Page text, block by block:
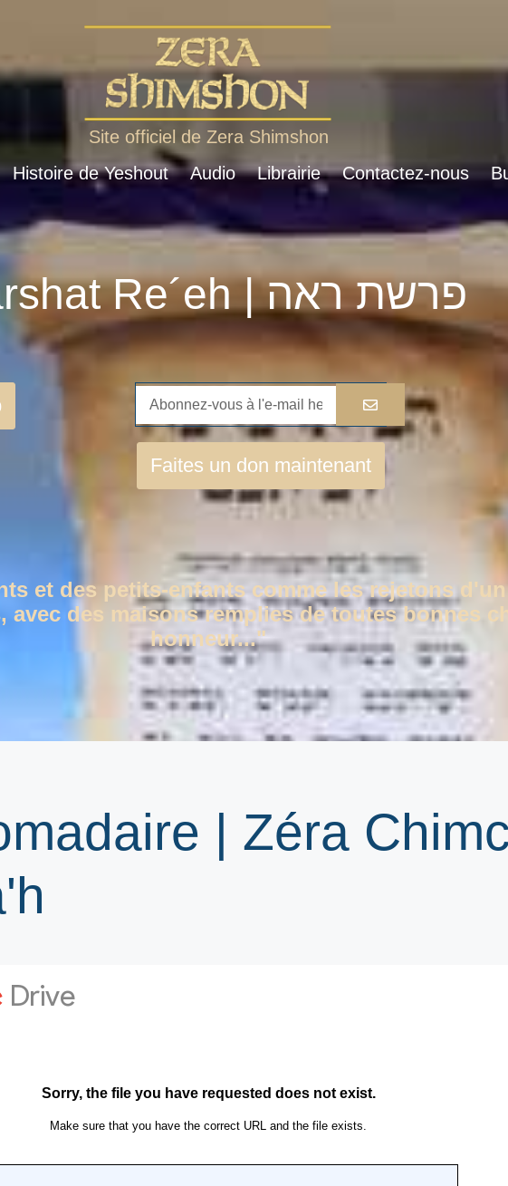
Site officiel de Zera Shimshon
Histoire de Yeshout Audio Librairie Contactez-nous
Parshat Re´eh | פרשת ראה
Faites un don maintenant
et des petits-enfants comme les rejetons
des maisons remplies de toutes bonnes
honneur..."
| Zéra